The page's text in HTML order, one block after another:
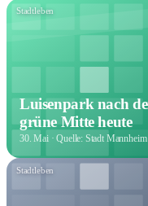
Stadtleben
Luisenpark nach
grüne Mitte heute
30. Mai· Quelle: Stadt Mannheim
Stadtleben